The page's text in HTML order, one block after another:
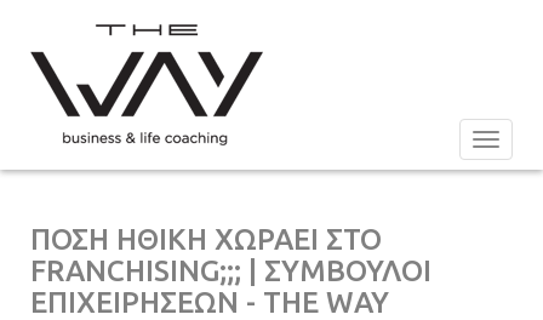
ΠΟΣΗ ΗΘΙΚΗ ΧΩΡΑΕΙ ΣΤΟ
FRANCHISING;;; | ΣΥΜΒΟΥΛΟΙ
ΕΠΙΧΕΙΡΗΣΕΩΝ - THE WAY
Toggle